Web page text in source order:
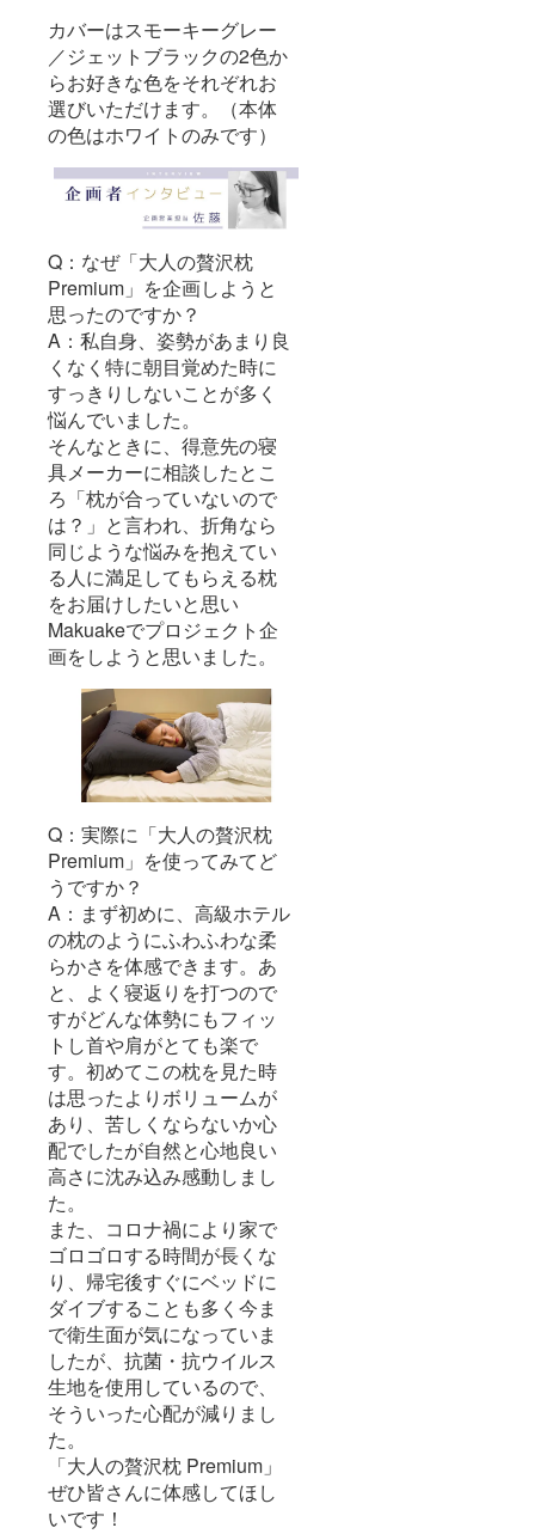
カバーはスモーキーグレー
／ジェットブラックの2色か
らお好きな色をそれぞれお
選びいただけます。（本体
の色はホワイトのみです）
Q：なぜ「大人の贅沢枕
Premium」を企画しようと
思ったのですか？
A：私自身、姿勢があまり良
くなく特に朝目覚めた時に
すっきりしないことが多く
悩んでいました。
そんなときに、得意先の寝
具メーカーに相談したとこ
ろ「枕が合っていないので
は？」と言われ、折角なら
同じような悩みを抱えてい
る人に満足してもらえる枕
をお届けしたいと思い
Makuakeでプロジェクト企
画をしようと思いました。
Q：実際に「大人の贅沢枕
Premium」を使ってみてど
うですか？
A：まず初めに、高級ホテル
の枕のようにふわふわな柔
らかさを体感できます。あ
と、よく寝返りを打つので
すがどんな体勢にもフィッ
トし首や肩がとても楽で
す。初めてこの枕を見た時
は思ったよりボリュームが
あり、苦しくならないか心
配でしたが自然と心地良い
高さに沈み込み感動しまし
た。
また、コロナ禍により家で
ゴロゴロする時間が長くな
り、帰宅後すぐにベッドに
ダイブすることも多く今ま
で衛生面が気になっていま
したが、抗菌・抗ウイルス
生地を使用しているので、
そういった心配が減りまし
た。
「大人の贅沢枕 Premium」
ぜひ皆さんに体感してほし
いです！